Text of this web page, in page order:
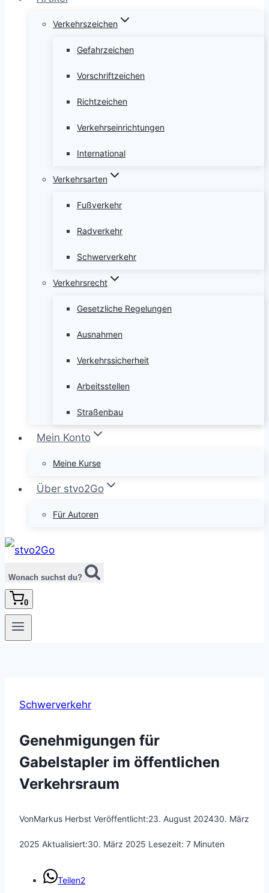
Verkehrszeichen
Gefahrzeichen
Vorschriftzeichen
Richtzeichen
Verkehrseinrichtungen
International
Verkehrsarten
Fußverkehr
Radverkehr
Schwerverkehr
Verkehrsrecht
Gesetzliche Regelungen
Ausnahmen
Verkehrssicherheit
Arbeitsstellen
Straßenbau
Mein Konto
Meine Kurse
Über stvo2Go
Für Autoren
Wonach suchst du?
0
Schwerverkehr
Genehmigungen für
Gabelstapler im öffentlichen
Verkehrsraum
VonMarkus Herbst Veröffentlicht:23. August 202430. März
2025 Aktualisiert:30. März 2025 Lesezeit: 7 Minuten
Teilen2